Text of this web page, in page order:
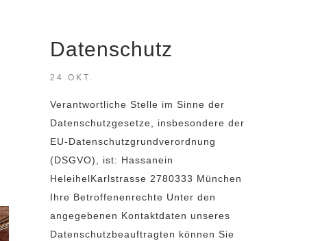
Datenschutz
24 OKT.
Verantwortliche Stelle im Sinne der
Datenschutzgesetze, insbesondere der
EU-Datenschutzgrundverordnung
(DSGVO), ist: Hassanein
HeleihelKarlstrasse 2780333 München
Ihre Betroffenenrechte Unter den
angegebenen Kontaktdaten unseres
Datenschutzbeauftragten können Sie